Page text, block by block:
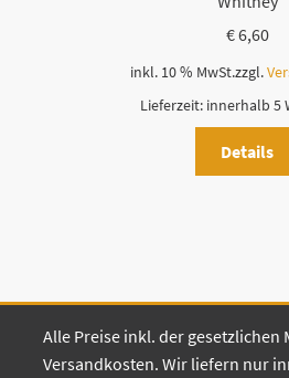
€6,60
inkl. 10 % MwSt.zzgl.
Lieferzeit: innerhalb 5
Details
Alle Preise inkl. der gesetzlichen
Versandkosten. Wir liefern nur